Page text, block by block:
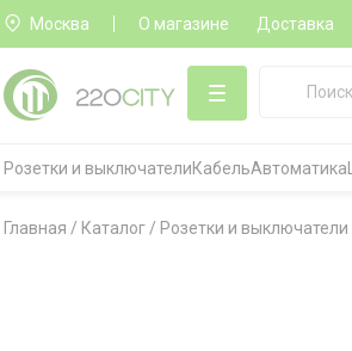
Москва О магазине Доставка
Розетки и выключателиКабельАвтоматика
Главная / Каталог / Розетки и выключатели